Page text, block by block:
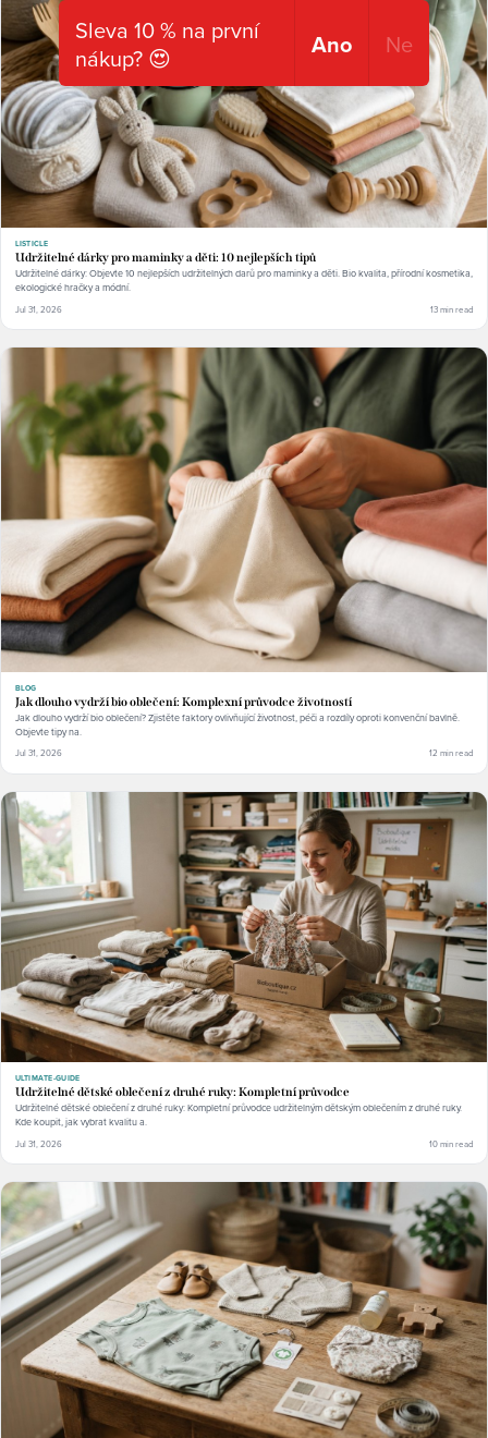
LISTICLE
Udržitelné dárky pro maminky a děti: 10 nejlepších tipů
Udržitelné dárky: Objevte 10 nejlepších udržitelných darů pro maminky a děti. Bio kvalita, přírodní kosmetika,
ekologické hračky a módní.
Jul 31, 2026 13 min read
BLOG
Jak dlouho vydrží bio oblečení: Komplexní průvodce životností
Jak dlouho vydrží bio oblečení? Zjistěte faktory ovlivňující životnost, péči a rozdíly oproti konvenční bavlně.
Objevte tipy na.
Jul 31, 2026 12 min read
ULTIMATE-GUIDE
Udržitelné dětské oblečení z druhé ruky: Kompletní průvodce
Udržitelné dětské oblečení z druhé ruky: Kompletní průvodce udržitelným dětským oblečením z druhé ruky.
Kde koupit, jak vybrat kvalitu a.
Jul 31, 2026 10 min read
Sleva 10 % na první
nákup? 😍
Ano Ne